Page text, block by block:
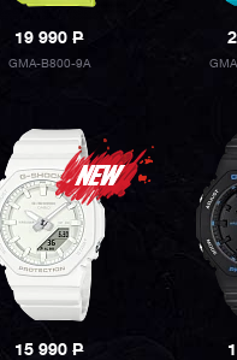
19 990P
GMA-B800-9A
15 990P